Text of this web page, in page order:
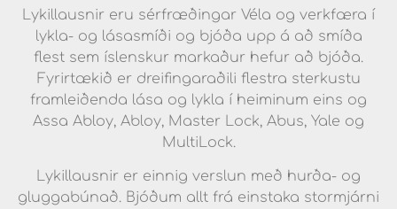
Lykillausnir eru sérfræðingar Véla og verkfæra í
lykla- og lásasmíði og bjóða upp á að smíða
flest sem íslenskur markaður hefur að bjóða.
Fyrirtækið er dreifingaraðili flestra sterkustu
framleiðenda lása og lykla í heiminum eins og
Assa Abloy, Abloy, Master Lock, Abus, Yale og
MultiLock.
Lykillausnir er einnig verslun með hurða- og
gluggabúnað. Bjóðum allt frá einstaka stormjárni